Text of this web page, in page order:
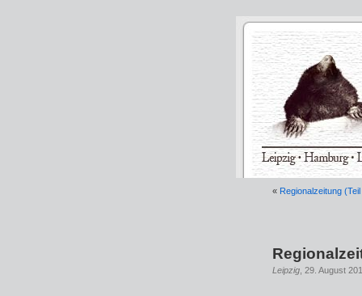
« Regionalzeitung (Teil
Leipzig , 29. August